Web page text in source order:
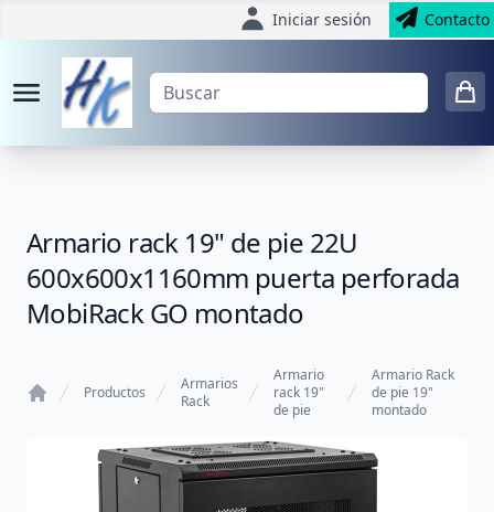
Iniciar sesión Contacto
Armario rack 19" de pie 22U
600x600x1160mm puerta perforada
MobiRack GO montado
Productos
Armarios
Rack
Armario
rack 19"
de pie
Armario Rack
de pie 19"
montado